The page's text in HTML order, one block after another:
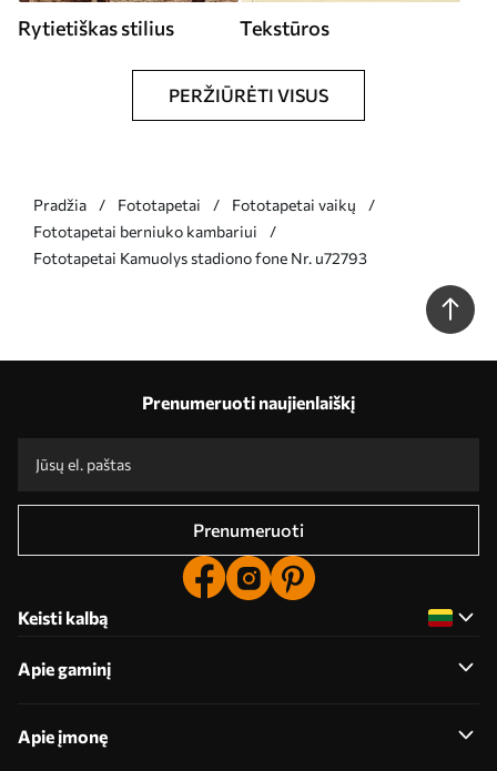
Rytietiškas stilius Tekstūros
PERŽIŪRĖTI VISUS
Pradžia Fototapetai
Fototapetai vaikų
Fototapetai berniuko kambariui
Fototapetai Kamuolys stadiono fone Nr. u72793
Prenumeruoti naujienlaiškį
Prenumeruoti
Keisti kalbą
Apie gaminį
Apie įmonę